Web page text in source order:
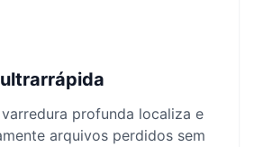
profunda localiza e
arquivos perdidos sem